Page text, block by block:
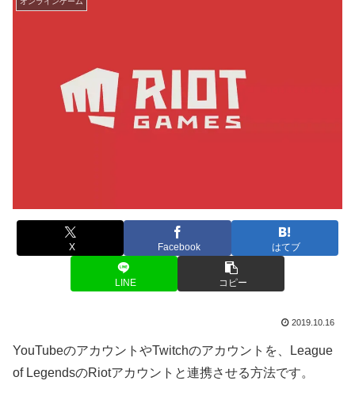
X Facebook はてブ
LINE コピー
2019.10.16
YouTubeのアカウントやTwitchのアカウントを、League
of LegendsのRiotアカウントと連携させる方法です。